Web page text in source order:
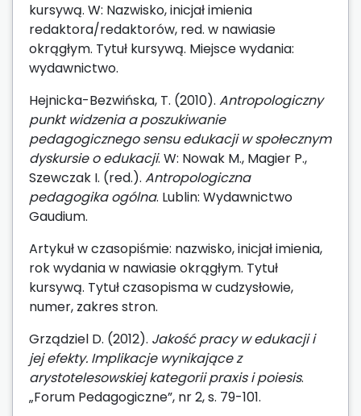
kursywą. W: Nazwisko, inicjał imienia
redaktora/redaktorów, red. w nawiasie
okrągłym. Tytuł kursywą. Miejsce wydania:
wydawnictwo.
Hejnicka-Bezwińska, T. (2010). Antropologiczny
punkt widzenia a poszukiwanie
pedagogicznego sensu edukacji w społecznym
dyskursie o edukacji. W: Nowak M., Magier P.,
Szewczak I. (red.). Antropologiczna
pedagogika ogólna. Lublin: Wydawnictwo
Gaudium.
Artykuł w czasopiśmie: nazwisko, inicjał imienia,
rok wydania w nawiasie okrągłym. Tytuł
kursywą. Tytuł czasopisma w cudzysłowie,
numer, zakres stron.
Grządziel D. (2012). Jakość pracy w edukacji i
jej efekty. Implikacje wynikające z
arystotelesowskiej kategorii praxis i poiesis.
„Forum Pedagogiczne”, nr 2, s. 79-101.